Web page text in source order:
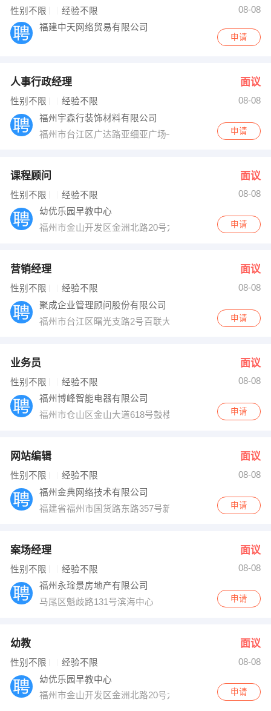
性别不限 经验不限
08-08
福建中天网络贸易有限公司
申请
人事行政经理 面议
性别不限 经验不限
08-08
福州宇森行装饰材料有限公司
福州市台江区广达路亚细亚广场—层宇森行地板连锁超市
申请
课程顾问 面议
性别不限 经验不限
08-08
幼优乐园早教中心
福州市金山开发区金洲北路20号六幢一层
申请
营销经理 面议
性别不限 经验不限
08-08
聚成企业管理顾问股份有限公司
福州市台江区曙光支路2号百联大厦13A-02室
申请
业务员 面议
性别不限 经验不限
08-08
福州博峰智能电器有限公司
福州市仓山区金山大道618号鼓楼园13座
申请
网站编辑 面议
性别不限 经验不限
08-08
福州金典网络技术有限公司
福建省福州市国货路东路357号新南花园2座803室申请
案场经理 面议
性别不限 经验不限
08-08
福州永琻景房地产有限公司
马尾区魁歧路131号滨海中心
申请
幼教 面议
性别不限 经验不限
08-08
幼优乐园早教中心
福州市金山开发区金洲北路20号六幢一层
申请